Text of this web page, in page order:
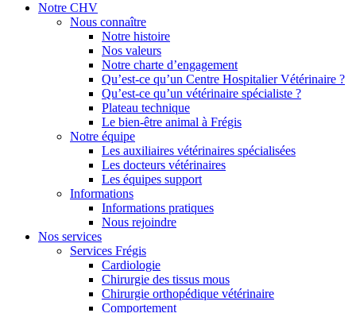
Notre CHV
Nous connaître
Notre histoire
Nos valeurs
Notre charte d’engagement
Qu’est-ce qu’un Centre Hospitalier Vétérinaire ?
Qu’est-ce qu’un vétérinaire spécialiste ?
Plateau technique
Le bien-être animal à Frégis
Notre équipe
Les auxiliaires vétérinaires spécialisées
Les docteurs vétérinaires
Les équipes support
Informations
Informations pratiques
Nous rejoindre
Nos services
Services Frégis
Cardiologie
Chirurgie des tissus mous
Chirurgie orthopédique vétérinaire
Comportement